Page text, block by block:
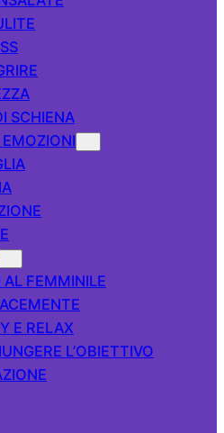
SCHIENA
AL FEMMINILE
E RELAX
L’OBIETTIVO